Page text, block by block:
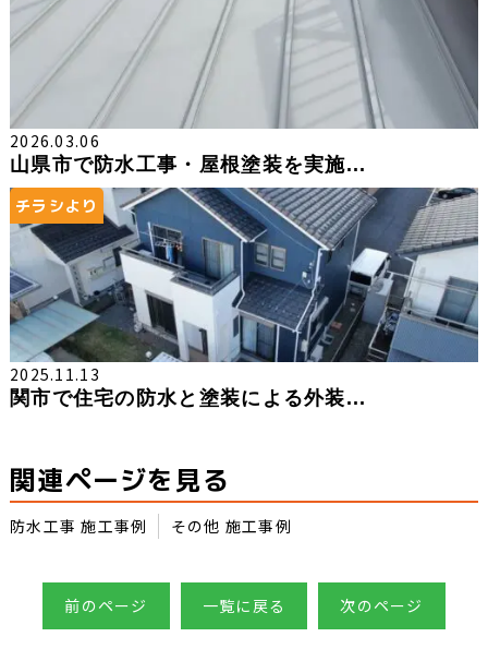
2026.03.06
山県市で防水工事・屋根塗装を実施...
チラシより
2025.11.13
関市で住宅の防水と塗装による外装...
関連ページを見る
防水工事 施工事例 その他 施工事例
前のページ 一覧に戻る 次のページ